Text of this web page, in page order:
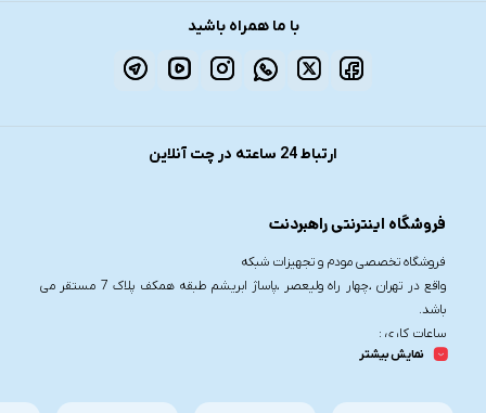
با ما همراه باشید
ارتباط 24 ساعته در چت آنلاین
فروشگاه اینترنتی راهبردنت
فروشگاه تخصصی مودم و تجهیزات شبکه
واقع در تهران ،چهار راه ولیعصر ،پاساژ ابریشم طبقه همکف پلاک 7 مستقر می
باشد.
ساعات کاری :
شنبه تا چهارشنبه از ساعت 9.30 تا 20
تلفن تماس :
نمایش بیشتر